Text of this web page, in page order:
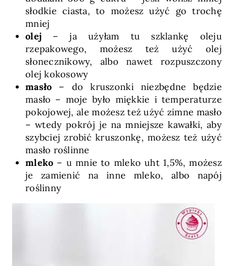
słodkie ciasta, to możesz użyć go trochę
mniej
olej – ja użyłam tu szklankę oleju
rzepakowego, możesz też użyć olej
słonecznikowy, albo nawet rozpuszczony
olej kokosowy
masło – do kruszonki niezbędne będzie
masło – moje było miękkie i temperaturze
pokojowej, ale możesz też użyć zimne masło
– wtedy pokrój je na mniejsze kawałki, aby
szybciej zrobić kruszonkę, możesz też użyć
masło roślinne
mleko – u mnie to mleko uht 1,5%, możesz
je zamienić na inne mleko, albo napój
roślinny